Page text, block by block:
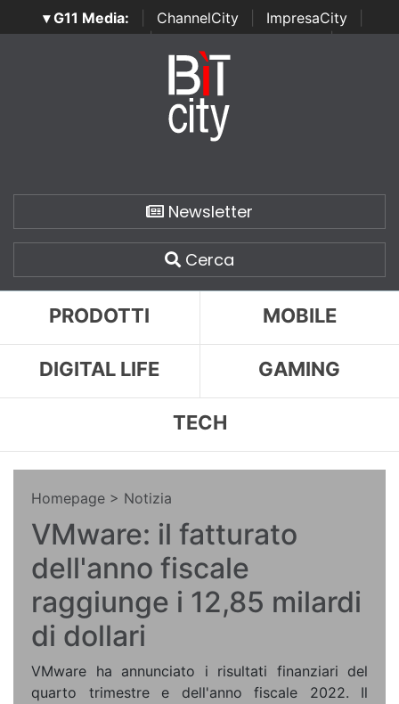
▾ G11 Media: ChannelCity ImpresaCity
SecurityOpenLab | Italian Channel Awards | Italian
Italian Security Awards
Newsletter
Cerca
PRODOTTI MOBILE
DIGITAL LIFE GAMING
TECH
Homepage > Notizia
VMware: il fatturato
dell'anno fiscale
raggiunge i 12,85 milardi
di dollari
VMware ha annunciato i risultati finanziari del
quarto trimestre e dell'anno fiscale 2022. Il